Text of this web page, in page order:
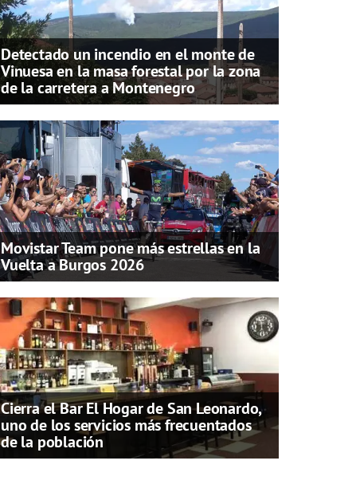
Detectado un incendio en el monte de
Vinuesa en la masa forestal por la zona
de la carretera a Montenegro
Movistar Team pone más estrellas en la
Vuelta a Burgos 2026
Cierra el Bar El Hogar de San Leonardo,
uno de los servicios más frecuentados
de la población